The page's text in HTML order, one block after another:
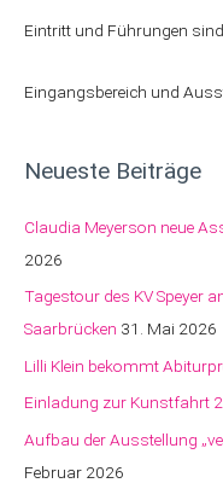
Eintritt und Führungen
Eingangsbereich und
Neueste Beiträge
Claudia Meyerson neue
2026
Tagestour des KV Speyer
Saarbrücken 31. Mai 2026
Lilli Klein bekommt
Einladung zur Kunstfahrt
Aufbau der Ausstellung
Februar 2026